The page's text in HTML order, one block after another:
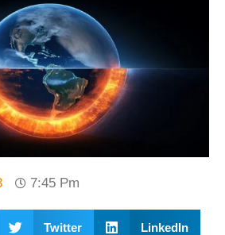
7:45 Pm
Twitter LinkedIn